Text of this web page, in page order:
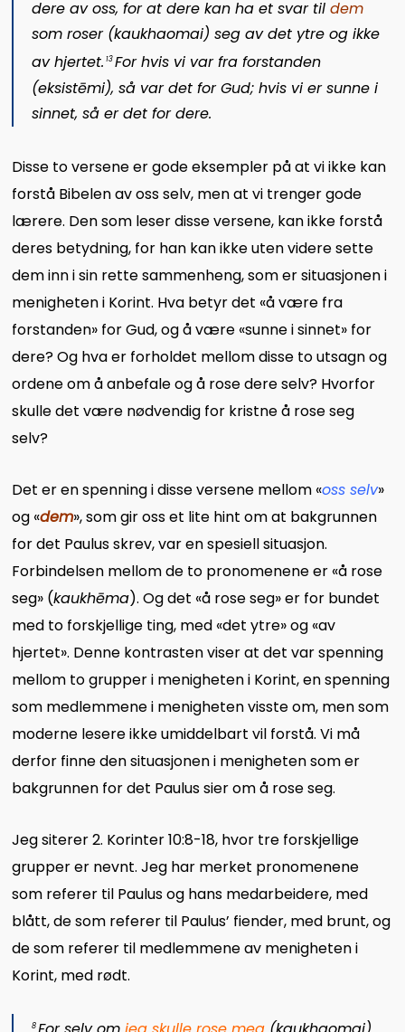
dere av oss, for at dere kan ha et svar tildem
som roser (kaukhaomai) seg av det ytre og ikke
av hjertet. 13 For hvis vi var fra forstanden
(eksistēmi), så var det for Gud; hvis vi er sunne i
sinnet, så er det for dere.
Disse to versene er gode eksempler på at vi ikke kan
forstå Bibelen av oss selv, men at vi trenger gode
lærere. Den som leser disse versene, kan ikke forstå
deres betydning, for han kan ikke uten videre sette
dem inn i sin rette sammenheng, som er situasjonen i
menigheten i Korint. Hva betyr det «å være fra
forstanden» for Gud, og å være «sunne i sinnet» for
dere? Og hva er forholdet mellom disse to utsagn og
ordene om å anbefale og å rose dere selv? Hvorfor
skulle det være nødvendig for kristne å rose seg
selv?
Det er en spenning i disse versene mellom «oss selv»
og «dem», som gir oss et lite hint om at bakgrunnen
for det Paulus skrev, var en spesiell situasjon.
Forbindelsen mellom de to pronomenene er «å rose
seg» (kaukhēma). Og det «å rose seg» er for bundet
med to forskjellige ting, med «det ytre» og «av
hjertet». Denne kontrasten viser at det var spenning
mellom to grupper i menigheten i Korint, en spenning
som medlemmene i menigheten visste om, men som
moderne lesere ikke umiddelbart vil forstå. Vi må
derfor finne den situasjonen i menigheten som er
bakgrunnen for det Paulus sier om å rose seg.
Jeg siterer 2. Korinter 10:8-18, hvor tre forskjellige
grupper er nevnt. Jeg har merket pronomenene
som referer til Paulus og hans medarbeidere, med
blått, de som referer til Paulus’ fiender, med brunt, og
de som referer til medlemmene av menigheten i
Korint, med rødt.
8